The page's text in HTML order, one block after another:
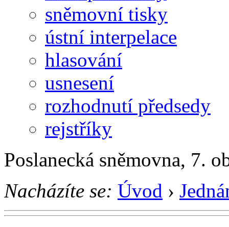
sněmovní tisky
ústní interpelace
hlasování
usnesení
rozhodnutí předsedy
rejstříky
Poslanecká sněmovna, 7.
Nacházíte se: Úvod ›